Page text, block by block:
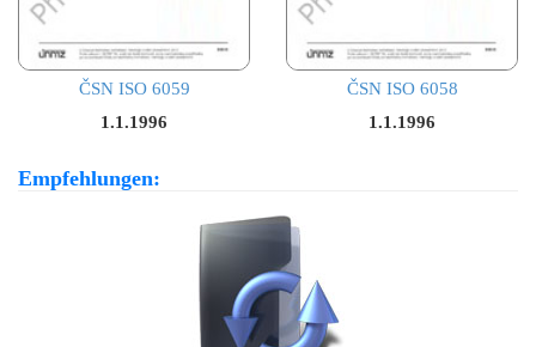
ČSN ISO 6059
1.1.1996
ČSN ISO 6058
1.1.1996
Empfehlungen: